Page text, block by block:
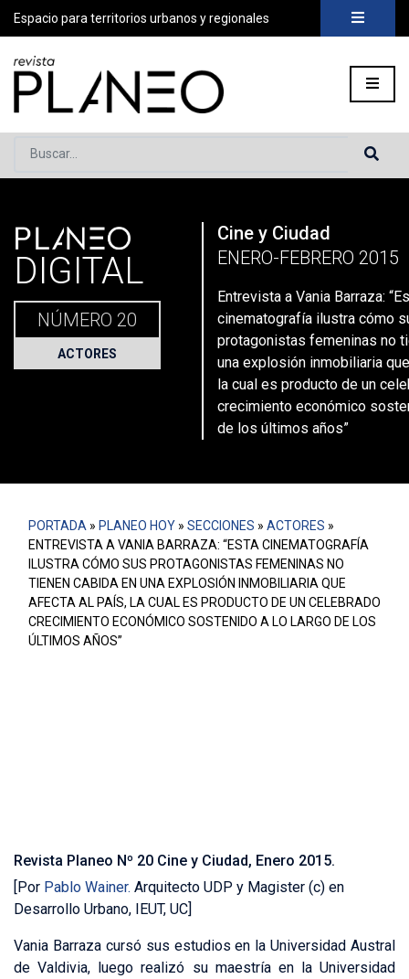
Espacio para territorios urbanos y regionales
Buscar...
Portada» Planeo Hoy Secciones»Actores»Entrevista a
PLANEO
DIGITAL
NÚMERO 20
ACTORES
Cine y Ciudad
ENERO-FEBRERO 2015
Entrevista a Vania Barraza:
cinematografía ilustra cómo
protagonistas femeninas no
una explosión inmobiliaria
la cual es producto de un
crecimiento económico
de los últimos años”
PORTADA » PLANEO HOY » SECCIONES » ACTORES »
ENTREVISTA A VANIA BARRAZA: “ESTA CINEMATOGRAFÍA
ILUSTRA CÓMO SUS PROTAGONISTAS FEMENINAS NO
TIENEN CABIDA EN UNA EXPLOSIÓN INMOBILIARIA QUE
AFECTA AL PAÍS, LA CUAL ES PRODUCTO DE UN CELEBRADO
CRECIMIENTO ECONÓMICO SOSTENIDO A LO LARGO DE LOS
ÚLTIMOS AÑOS”
Revista Planeo Nº 20 Cine y Ciudad, Enero 2015.
[Por Pablo Wainer. Arquitecto UDP y Magister (c) en
Desarrollo Urbano, IEUT, UC]
Vania Barraza cursó sus estudios en la Universidad Austral
de Valdivia, luego realizó su maestría en la Universidad